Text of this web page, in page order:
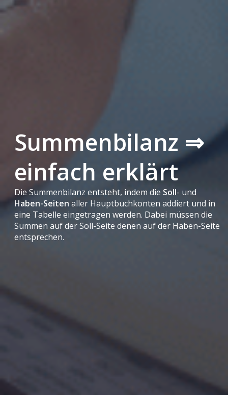
Summenbilanz ⇒
einfach erklärt
Die Summenbilanz entsteht, indem die Soll- und
Haben-Seiten aller Hauptbuchkonten addiert und in
eine Tabelle eingetragen werden. Dabei müssen die
Summen auf der Soll-Seite denen auf der Haben-Seite
entsprechen.